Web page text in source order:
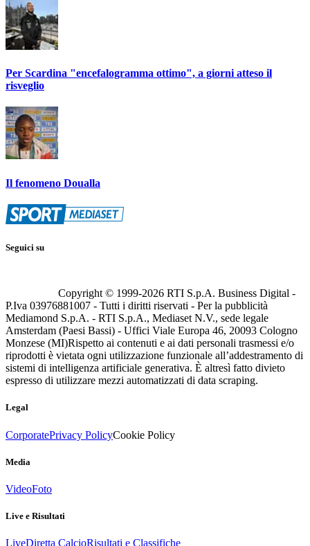
Per Scardina "encefalogramma ottimo", a giorni atteso il
risveglio
Il fenomeno Doualla
Seguici su
Copyright © 1999-2026 RTI S.p.A. Business Digital -
P.Iva 03976881007 - Tutti i diritti riservati - Per la pubblicità
Mediamond S.p.A. - RTI S.p.A., Mediaset N.V., sede legale
Amsterdam (Paesi Bassi) - Uffici Viale Europa 46, 20093 Cologno
Monzese (MI)Rispetto ai contenuti e ai dati personali trasmessi e/o
riprodotti è vietata ogni utilizzazione funzionale all’addestramento di
sistemi di intelligenza artificiale generativa. È altresì fatto divieto
espresso di utilizzare mezzi automatizzati di data scraping.
Legal
CorporatePrivacy PolicyCookie Policy
Media
VideoFoto
Live e Risultati
LiveDiretta CalcioRisultati e Classifiche